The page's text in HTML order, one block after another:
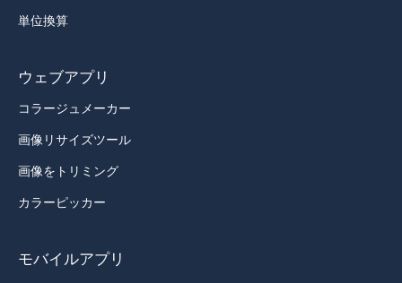
単位換算
ウェブアプリ
コラージュメーカー
画像リサイズツール
画像をトリミング
カラーピッカー
モバイルアプリ